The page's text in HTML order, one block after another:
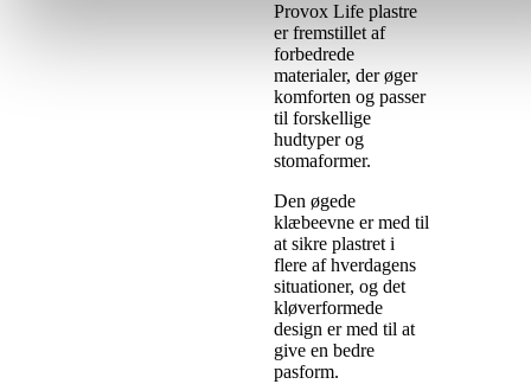
Provox Life plastre
er fremstillet af
forbedrede
materialer, der øger
komforten og passer
til forskellige
hudtyper og
stomaformer.
Den øgede
klæbeevne er med til
at sikre plastret i
flere af hverdagens
situationer, og det
kløverformede
design er med til at
give en bedre
pasform.